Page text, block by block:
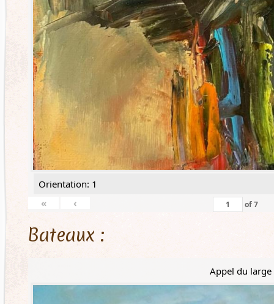
Orientation: 1
«
‹ of7
Bateaux :
Appel du large